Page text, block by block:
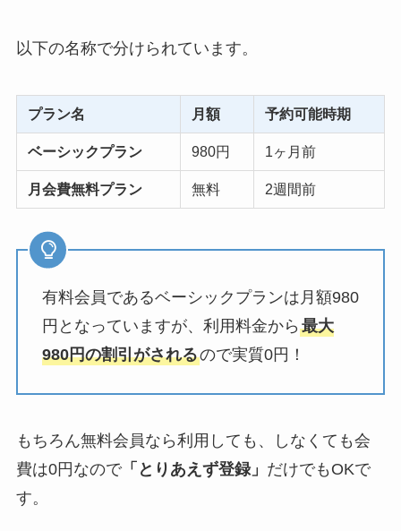
以下の名称で分けられています。
プラン名 月額 予約可能時期
ベーシックプラン 980円 1ヶ月前
月会費無料プラン 無料 2週間前
有料会員であるベーシックプランは月額980
円となっていますが、利用料金から 最大
980円の割引がされるので実質0円！
もちろん無料会員なら利用しても、しなくても会
費は0円なので「とりあえず登録」 だけでもOKで
す。